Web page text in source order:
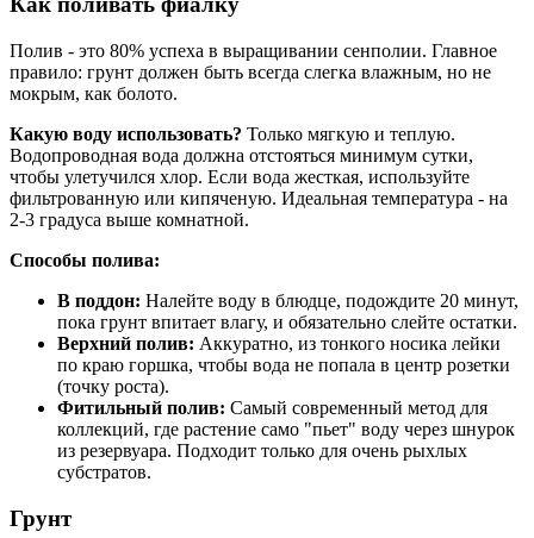
Полив - это 80% успеха в выращивании сенполии. Главное
правило: грунт должен быть всегда слегка влажным, но не
мокрым, как болото.
Какую воду использовать? Только мягкую и теплую.
Водопроводная вода должна отстояться минимум сутки,
чтобы улетучился хлор. Если вода жесткая, используйте
фильтрованную или кипяченую. Идеальная температура - на
2-3 градуса выше комнатной.
Способы полива:
В поддон: Налейте воду в блюдце, подождите 20 минут,
пока грунт впитает влагу, и обязательно слейте остатки.
Верхний полив: Аккуратно, из тонкого носика лейки
по краю горшка, чтобы вода не попала в центр розетки
(точку роста).
Фитильный полив: Самый современный метод для
коллекций, где растение само "пьет" воду через шнурок
из резервуара. Подходит только для очень рыхлых
субстратов.
Грунт